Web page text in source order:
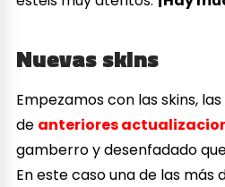
Nuevas skins
Empezamos con las skins,
de anteriores
gamberro y desenfadado
En este caso una de las más